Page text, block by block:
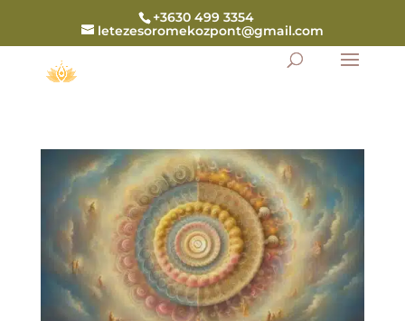
+3630 499 3354
letezesoromekozpont@gmail.com